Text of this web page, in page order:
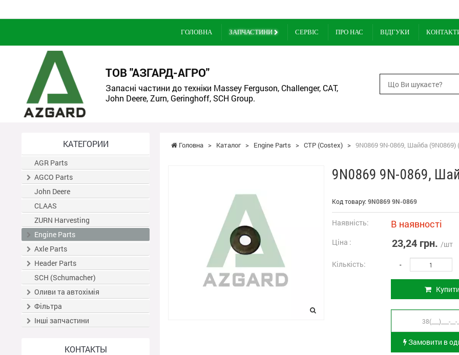
ГОЛОВНА ЗАПЧАСТИНИ СЕРВІС ПРО НАС ВІДГУКИ
ТОВ "АЗГАРД-АГРО"
Запасні частини до техніки Massey Ferguson, Challenger, CAT,
John Deere, Zurn, Geringhoff, SCH Group.
Головна > Каталог > Engine Parts > CTP (Costex) > 9N0869 9N-0869, Шайба (9N0869)
9N0869 9N-0869,
Код товару: 9N0869 9N-0869
Наявність: В наявності
Ціна : 23,24 грн. /шт
Кількість: -
Купити
Замовити в
КАТЕГОРИИ
AGR Parts
AGCO Parts
John Deere
CLAAS
ZURN Harvesting
Engine Parts
Axle Parts
Header Parts
SCH (Schumacher)
Оливи та автохімія
Фільтра
Інші запчастини
КОНТАКТЫ